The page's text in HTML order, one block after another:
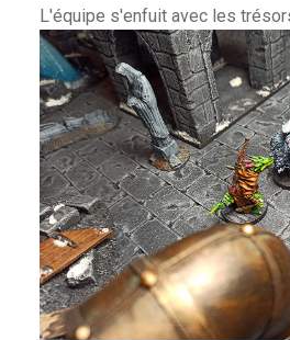
L'équipe s'enfuit avec les